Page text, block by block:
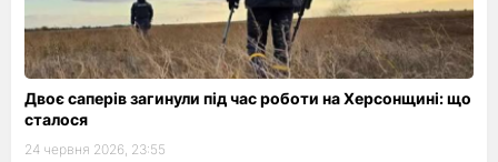
Двоє саперів загинули під час роботи на Херсонщині: що
сталося
24 червня 2026, 23:55